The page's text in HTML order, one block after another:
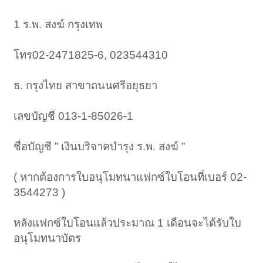
1 ร.พ. สงฆ์ กรุงเทพ
โทร02-2471825-6, 023544310
ธ. กรุงไทย สาขาถนนศรีอยุธยา
เลขบัญชี 013-1-85026-1
ชื่อบัญชี ” เงินบริจาคบำรุง ร.พ. สงฆ์ ”
( หากต้องการใบอนุโมทนาแฟกซ์ใบโอนที่เบอร์ 02-
3544273 )
หลังแฟกซ์ใบโอนแล้วประมาณ 1 เดือนจะได้รับใบ
อนุโมทนาบัตร